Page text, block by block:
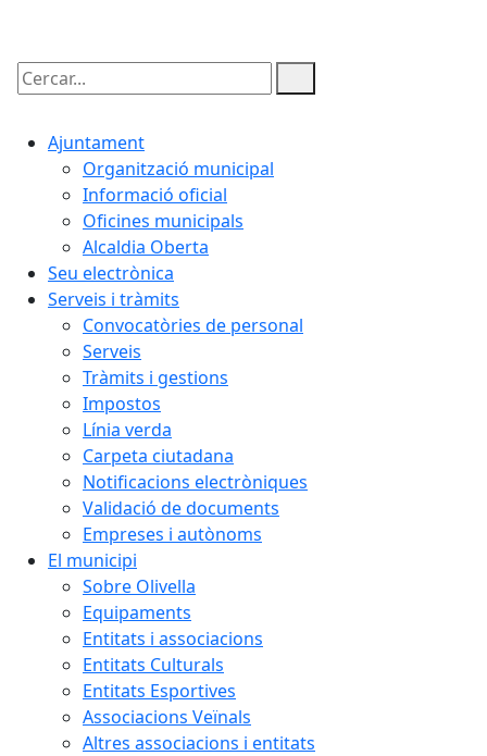
Cercar:
Ajuntament
Organització municipal
Informació oficial
Oficines municipals
Alcaldia Oberta
Seu electrònica
Serveis i tràmits
Convocatòries de personal
Serveis
Tràmits i gestions
Impostos
Línia verda
Carpeta ciutadana
Notificacions electròniques
Validació de documents
Empreses i autònoms
El municipi
Sobre Olivella
Equipaments
Entitats i associacions
Entitats Culturals
Entitats Esportives
Associacions Veïnals
Altres associacions i entitats